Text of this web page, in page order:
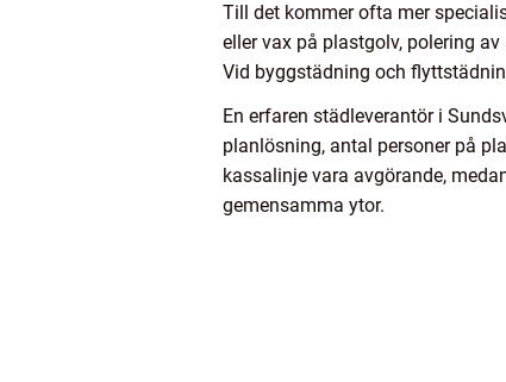
Till det kommer ofta mer
eller vax på plastgolv, polering
Vid byggstädning och
En erfaren städleverantör i
planlösning, antal personer på
kassalinje vara avgörande,
gemensamma ytor.